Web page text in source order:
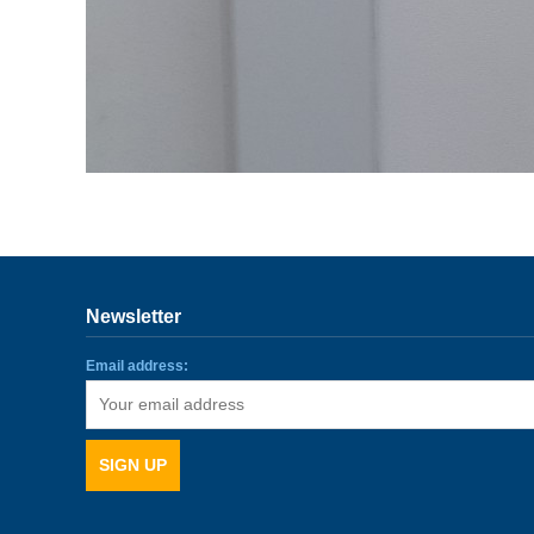
Newsletter
Email address: